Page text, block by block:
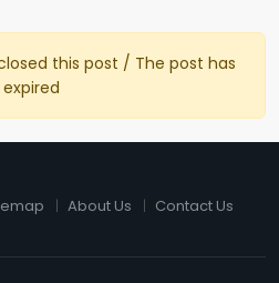
this post / The post has
expired
About Us Contact Us